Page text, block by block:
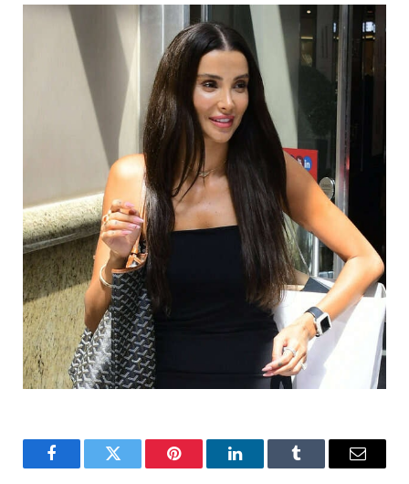
FacebookTwitter Pinterest LinkedInTumblr Email